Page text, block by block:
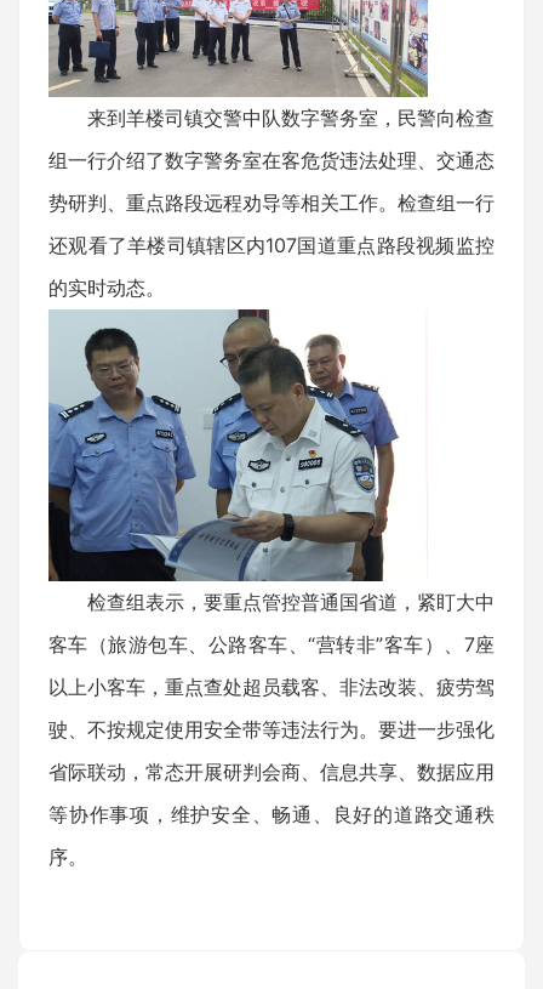
来到羊楼司镇交警中队数字警务室，民警向检查
组一行介绍了数字警务室在客危货违法处理、交通态
势研判、重点路段远程劝导等相关工作。检查组一行
还观看了羊楼司镇辖区内107国道重点路段视频监控
的实时动态。
检查组表示，要重点管控普通国省道，紧盯大中
客车（旅游包车、公路客车、“营转非”客车）、7座
以上小客车，重点查处超员载客、非法改装、疲劳驾
驶、不按规定使用安全带等违法行为。要进一步强化
省际联动，常态开展研判会商、信息共享、数据应用
等协作事项，维护安全、畅通、良好的道路交通秩
序。